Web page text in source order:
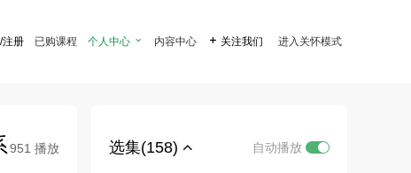
注册 已购课程 个人中心  内容中心  关注我们 进入关怀模式
951 播放 选集(158) 自动播放